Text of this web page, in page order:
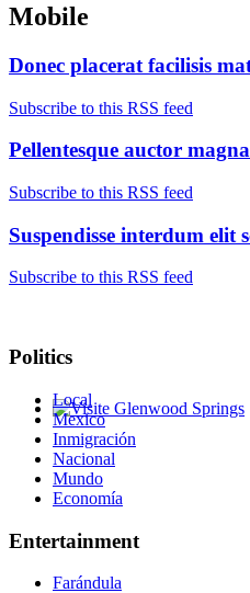
Glenwood Springs - Bello y
Mobile
Donec placerat facilisis
Subscribe to this RSS feed
Pellentesque auctor magna
Subscribe to this RSS feed
Suspendisse interdum elit
Subscribe to this RSS feed
Politics
Local
Mexico
Inmigración
Nacional
Mundo
Economía
Entertainment
Farándula